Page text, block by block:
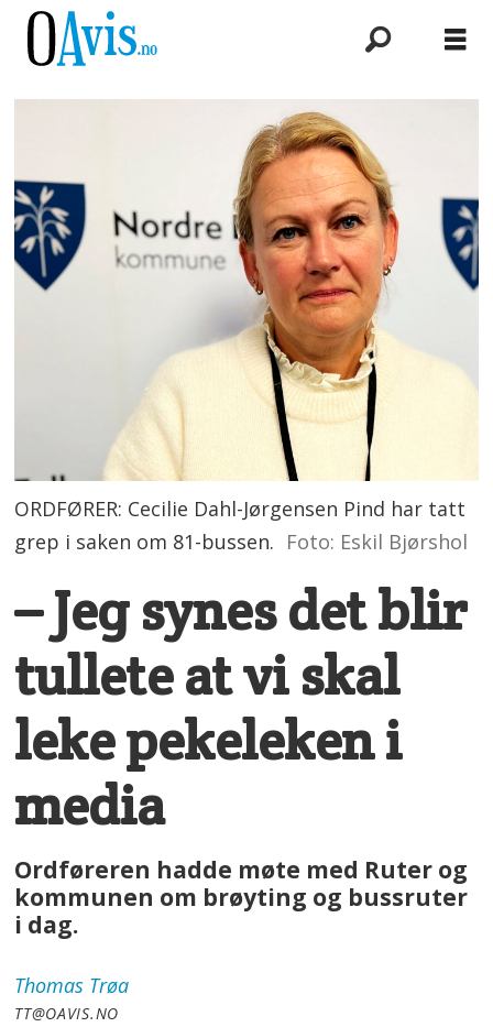
ORDFØRER: Cecilie Dahl-Jørgensen Pind har tatt
grep i saken om 81-bussen. Foto: Eskil Bjørshol
– Jeg synes det blir
tullete at vi skal
leke pekeleken i
media
Ordføreren hadde møte med Ruter og
kommunen om brøyting og bussruter
i dag.
Thomas Trøa
TT@OAVIS.NO